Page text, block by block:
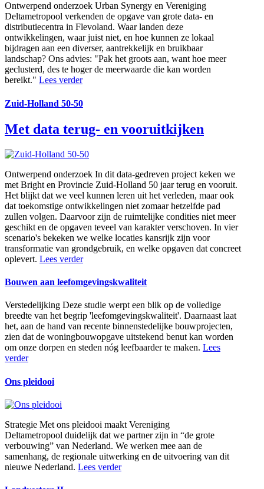
Ontwerpend onderzoek Urban Synergy en Vereniging
Deltametropool verkenden de opgave van grote data- en
distributiecentra in Flevoland. Waar landen deze
ontwikkelingen, waar juist niet, en hoe kunnen ze lokaal
bijdragen aan een diverser, aantrekkelijk en bruikbaar
landschap? Ons advies: "Pak het groots aan, want hoe meer
geclusterd, des te hoger de meerwaarde die kan worden
bereikt." Lees verder
Zuid-Holland 50-50
Met data terug- en vooruitkijken
Ontwerpend onderzoek In dit data-gedreven project keken we
met Bright en Provincie Zuid-Holland 50 jaar terug en vooruit.
Het blijkt dat we veel kunnen leren uit het verleden, maar ook
dat toekomstige ontwikkelingen niet zomaar hetzelfde pad
zullen volgen. Daarvoor zijn de ruimtelijke condities niet meer
geschikt en de opgaven teveel van karakter verschoven. In vier
scenario's bekeken we welke locaties kansrijk zijn voor
transformatie van grondgebruik, en welke opgaven dat concreet
oplevert. Lees verder
Bouwen aan leefomgevings­kwaliteit
Verstedelijking Deze studie werpt een blik op de volledige
breedte van het begrip 'leefomgevingskwaliteit'. Daarnaast laat
het, aan de hand van recente binnenstedelijke bouwprojecten,
zien dat de woningbouwopgave uitstekend benut kan worden
om onze dorpen en steden nóg leefbaarder te maken. Lees
verder
Ons pleidooi
Strategie Met ons pleidooi maakt Vereniging
Deltametropool duidelijk dat we partner zijn in “de grote
verbouwing” van Nederland. We werken mee aan de
samenhang, de regionale uitwerking en de uitvoering van dit
nieuwe Nederland. Lees verder